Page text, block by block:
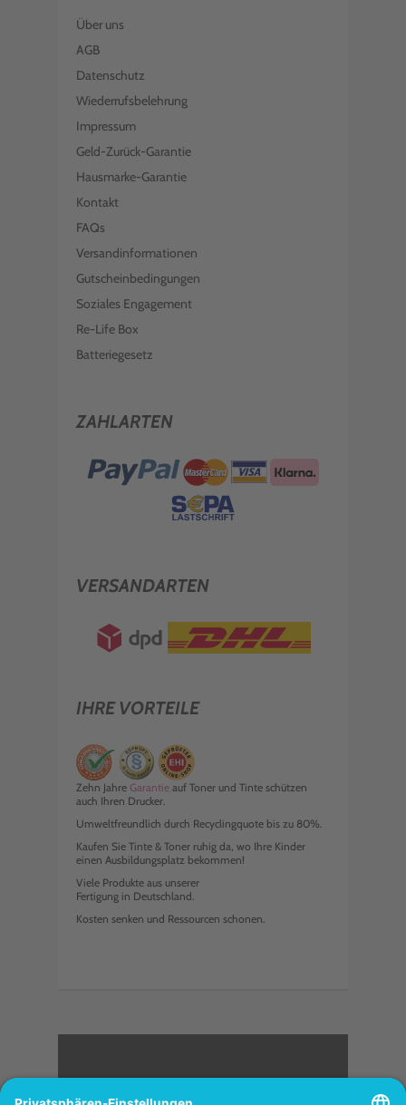
Über uns
AGB
Datenschutz
Wiederrufsbelehrung
Impressum
Geld-Zurück-Garantie
Hausmarke-Garantie
Kontakt
FAQs
Versandinformationen
Gutscheinbedingungen
Soziales Engagement
Re-Life Box
Batteriegesetz
ZAHLARTEN
VERSANDARTEN
IHRE VORTEILE
Zehn Jahre Garantie auf Toner und Tinte schützen
auch Ihren Drucker.
Umweltfreundlich durch Recyclingquote bis zu 80%.
Kaufen Sie Tinte & Toner ruhig da, wo Ihre Kinder
einen Ausbildungsplatz bekommen!
Viele Produkte aus unserer
Fertigung in Deutschland.
Kosten senken und Ressourcen schonen.
<